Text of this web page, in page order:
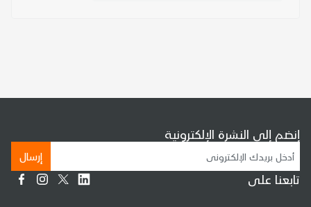
إنضم إلى النشرة الإلكترونية
إرسال
تابعنا على